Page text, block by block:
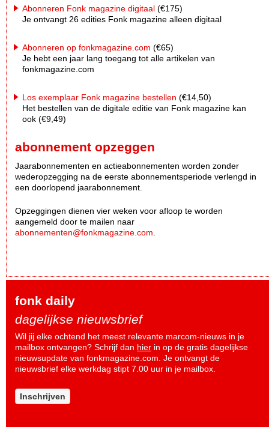
Abonneren Fonk magazine digitaal (€175)
Je ontvangt 26 edities Fonk magazine alleen digitaal
Abonneren op fonkmagazine.com (€65)
Je hebt een jaar lang toegang tot alle artikelen van
fonkmagazine.com
Los exemplaar Fonk magazine bestellen (€14,50)
Het bestellen van de digitale editie van Fonk magazine kan
ook (€9,49)
abonnement opzeggen
Jaarabonnementen en actieabonnementen worden zonder
wederopzegging na de eerste abonnementsperiode verlengd in
een doorlopend jaarabonnement.
Opzeggingen dienen vier weken voor afloop te worden
aangemeld door te mailen naar
abonnementen@fonkmagazine.com.
fonk daily
dagelijkse nieuwsbrief
Wil jij elke ochtend het meest relevante marcom-nieuws in je
mailbox ontvangen? Schrijf dan hier in op de gratis dagelijkse
nieuwsupdate van fonkmagazine.com. Je ontvangt de
nieuwsbrief elke werkdag stipt 7.00 uur in je mailbox.
Inschrijven